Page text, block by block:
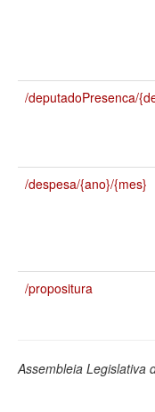
Legislação
Perguntas frequentes
/deputadoPresenca/
/despesa/{ano}/{mes}
/propositura
Assembleia Legislativa